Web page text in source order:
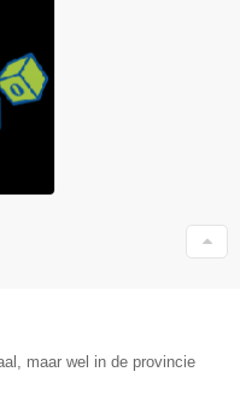
maar wel in de provincie